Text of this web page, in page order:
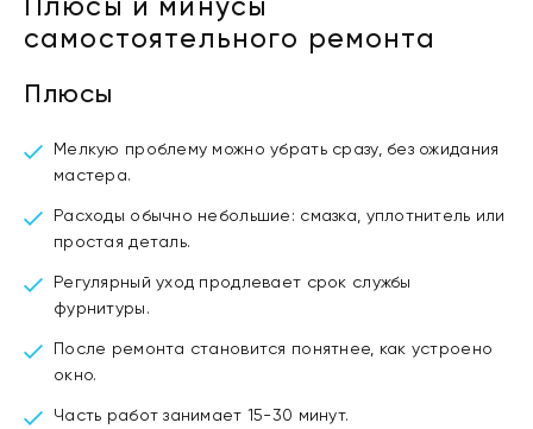
Плюсы и минусы
самостоятельного ремонта
Плюсы
Мелкую проблему можно убрать сразу, без ожидания
мастера.
Расходы обычно небольшие: смазка, уплотнитель или
простая деталь.
Регулярный уход продлевает срок службы
фурнитуры.
После ремонта становится понятнее, как устроено
окно.
Часть работ занимает 15-30 минут.